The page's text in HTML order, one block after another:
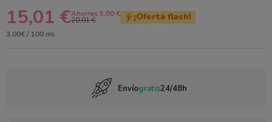
15,01 €Ahorras 5.00 €
20,01 € ¡Oferta flash!
3,00€ / 100 ml
Envíogratis24/48h